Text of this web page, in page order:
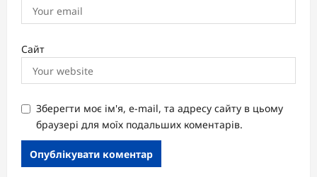
Сайт
Зберегти моє ім'я, e-mail, та адресу сайту в цьому
браузері для моїх подальших коментарів.